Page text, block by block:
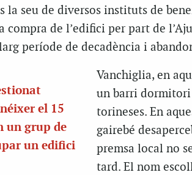
la seu de diversos instituts de
compra de l’edifici per part de
període de decadència i
el 15
un grup de
un edifici
Vanchiglia, en
un barri dormitori
torineses. En
gairebé
premsa local no
tard. El nom